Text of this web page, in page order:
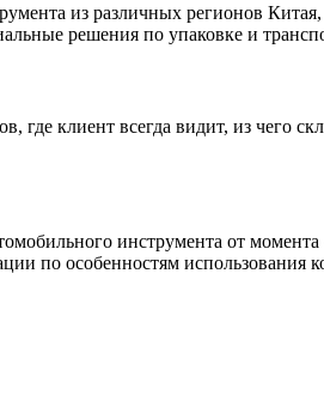
из различных регионов
решения по упаковке и
где клиент всегда видит, из чего
инструмента от
по особенностям использования